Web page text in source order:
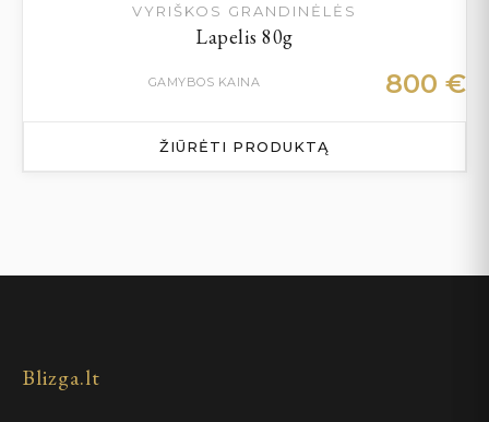
VYRIŠKOS GRANDINĖLĖS
Lapelis 80g
GAMYBOS KAINA 800 €
ŽIŪRĖTI PRODUKTĄ
Blizga.lt